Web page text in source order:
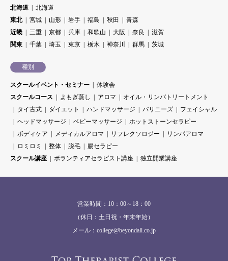
北海道
北海道
東北
宮城 山形 岩手 福島 秋田
青森
近畿
三重 京都 兵庫 和歌山 大阪 奈良
滋賀
関東
千葉 埼玉 東京 栃木 神奈川 群馬 茨城
種別
スクールイベント・セミナー
体験会
スクールコース
よもぎ蒸し アロマ
オイル・リンパトリートメント
タイ古式
ダイエット ハンドマッサージ バリニーズ
フェイシャル
ヘッドマッサージ
ベビーマッサージ
ホットストーンセラピー
ボディケア
メディカルアロマ リフレクソロジー
リンパアロマ
ロミロミ
整体 脱毛
腸セラピー
スクール講座
ボランティアセラピスト講座 独立開業講座
営業時間：10：00～18：00
（休日：土日祝・年末年始）
メール：college@beyondall.co.jp